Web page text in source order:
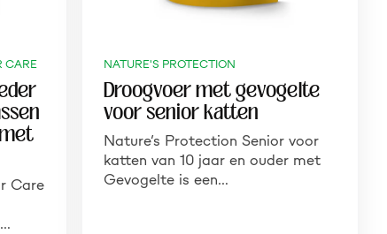
CARE
Care
NATURE'S PROTECTION
Droogvoer met gevogelte
voor senior katten
Nature’s Protection Senior voor
katten van 10 jaar en ouder met
Gevogelte is een…